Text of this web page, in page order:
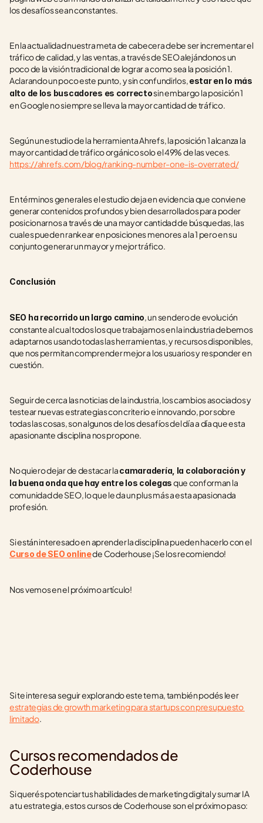
los desafíos sean constantes.
En la actualidad nuestra meta de cabecera debe ser incrementar el
tráfico de calidad, y las ventas, a través de SEO alejándonos un
poco de la visión tradicional de lograr a como sea la posición 1.
Aclarando un poco este punto, y sin confundirlos, estar en lo más
alto de los buscadores es correcto sin embargo la posición 1
en Google no siempre se lleva la mayor cantidad de tráfico.
Según un estudio de la herramienta Ahrefs, la posición 1 alcanza la
https://ahrefs.com/blog/ranking-number-one-is-overrated/
En términos generales el estudio deja en evidencia que conviene
generar contenidos profundos y bien desarrollados para poder
posicionarnos a través de una mayor cantidad de búsquedas, las
cuales pueden rankear en posiciones menores a la 1 pero en su
conjunto generar un mayor y mejor tráfico.
Conclusión
SEO ha recorrido un largo camino, un sendero de evolución
constante al cual todos los que trabajamos en la industria debemos
adaptarnos usando todas las herramientas, y recursos disponibles,
que nos permitan comprender mejor a los usuarios y responder en
cuestión.
Seguir de cerca las noticias de la industria, los cambios asociados y
testear nuevas estrategias con criterio e innovando, por sobre
todas las cosas, son algunos de los desafíos del día a día que esta
apasionante disciplina nos propone.
No quiero dejar de destacar la camaradería, la colaboración y
la buena onda que hay entre los colegas que conforman la
comunidad de SEO, lo que le da un plus más a esta apasionada
profesión.
Si están interesado en aprender la disciplina pueden hacerlo con el
Curso de SEO online de Coderhouse ¡Se los recomiendo!
Nos vemos en el próximo artículo!
Si te interesa seguir explorando este tema, también podés leer
estrategias de growth marketing para startups con presupuesto
limitado.
Cursos recomendados de
Coderhouse
Si querés potenciar tus habilidades de marketing digital y sumar IA
a tu estrategia, estos cursos de Coderhouse son el próximo paso: